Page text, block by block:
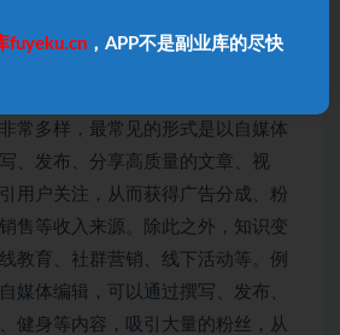
目是指将学到的知识技能与商业机
台、在线教育、社群营销、线下活
常多样，最常见的形式是以自媒体
、发布、分享高质量的文章、视
用户关注，从而获得广告分成、粉
售等收入来源。除此之外，知识变
教育、社群营销、线下活动等。例
媒体编辑，可以通过撰写、发布、
健身等内容，吸引大量的粉丝，从
fuyeku.cn ，APP不是副业库的尽快